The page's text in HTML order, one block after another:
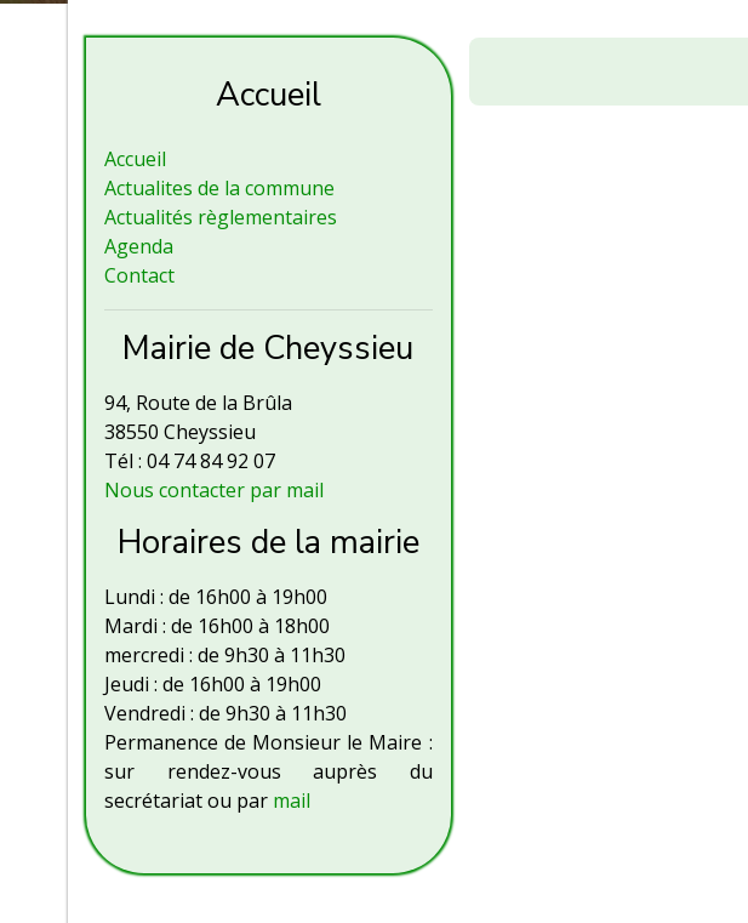
Accueil
Accueil
Actualites de la commune
Actualités règlementaires
Agenda
Contact
Mairie de Cheyssieu
94, Route de la Brûla
38550 Cheyssieu
Tél : 04 74 84 92 07
Nous contacter par mail
Horaires de la mairie
Lundi : de 16h00 à 19h00
Mardi : de 16h00 à 18h00
mercredi : de 9h30 à 11h30
Jeudi : de 16h00 à 19h00
Vendredi : de 9h30 à 11h30
Permanence de Monsieur le Maire :
sur rendez-vous auprès du
secrétariat ou par mail
Centre
OVIV